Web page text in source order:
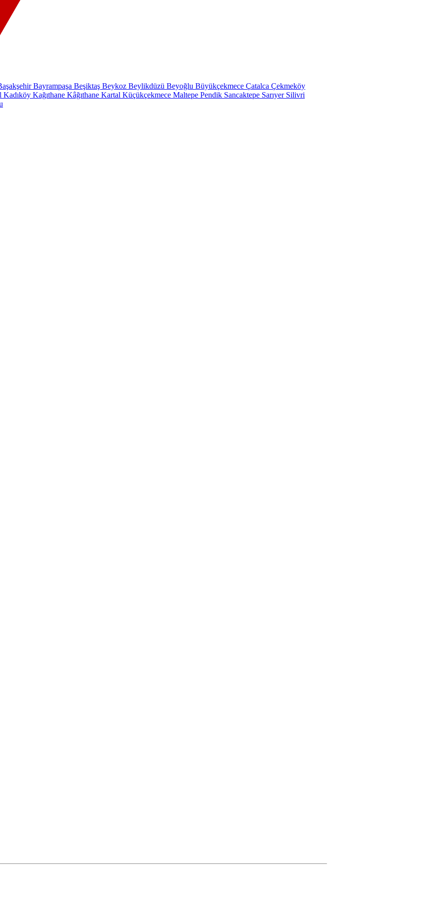
Bayrampaşa Beşiktaş Beykoz Beylikdüzü Beyoğlu Büyükçekmece Çatalca Çekmeköy
Kadıköy Kağıthane Kâğıthane Kartal Küçükçekmece Maltepe Pendik Sancaktepe Sarıyer Silivri